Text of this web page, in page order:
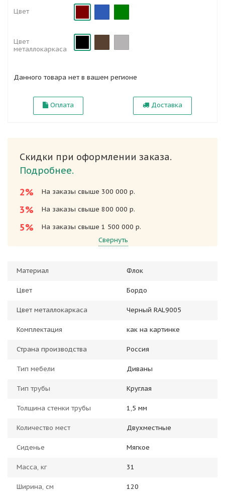
Цвет
Цвет
металлокаркаса
Данного товара нет в вашем регионе
Оплата Доставка
Скидки при оформлении заказа.
Подробнее.
2%
На заказы свыше 300 000 р.
3% На заказы свыше 800 000 р.
5%
На заказы свыше 1 500 000 р.
Свернуть
Материал Флок
Цвет Бордо
Цвет металлокаркаса Черный RAL9005
Комплектация как на картинке
Страна производства Россия
Тип мебели Диваны
Тип трубы Круглая
Толщина стенки трубы 1,5 мм
Количество мест Двухместные
Сиденье Мягкое
Масса, кг 31
Ширина, см 120